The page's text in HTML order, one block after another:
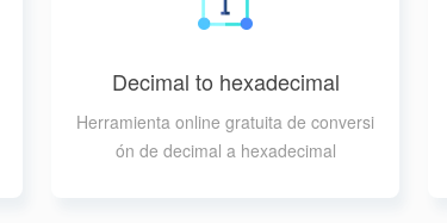
Decimal to hexadecimal
Herramienta online gratuita de conversi
ón de decimal a hexadecimal